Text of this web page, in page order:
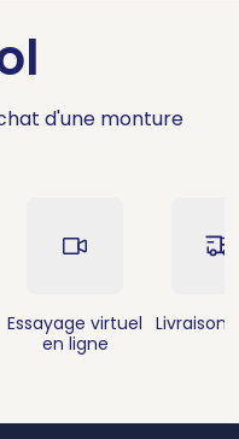
d'une monture
Essayage virtuel
en ligne
Livraison